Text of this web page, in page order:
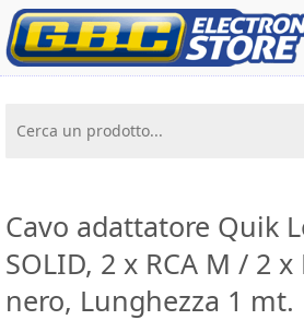
Cerca un prodotto...
Cavo adattatore Quik
SOLID, 2 x RCA M / 2
nero, Lunghezza 1 mt.